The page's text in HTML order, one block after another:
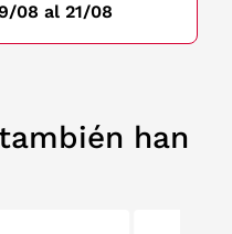
08 al 21/08
han